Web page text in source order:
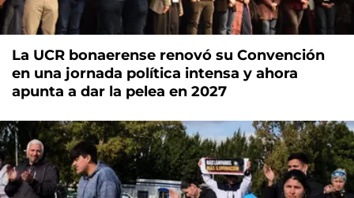
La UCR bonaerense renovó su Convención
en una jornada política intensa y ahora
apunta a dar la pelea en 2027